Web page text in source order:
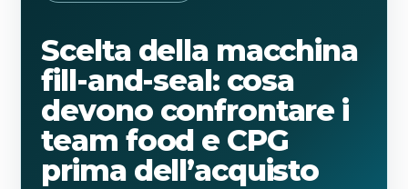
Scelta della macchina
fill-and-seal: cosa
devono confrontare i
team food e CPG
prima dell’acquisto